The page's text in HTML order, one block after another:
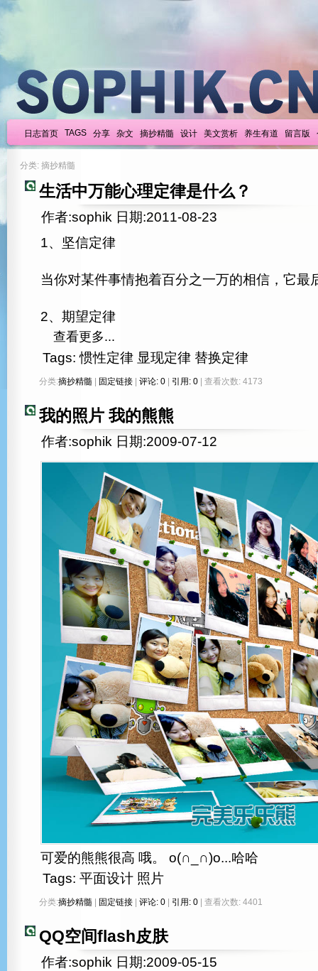
日志首页 TAGS 分享 杂文 摘抄精髓 设计 美文赏析 养生有道 留言版
分类: 摘抄精髓
生活中万能心理定律是什么？
作者:sophik 日期:2011-08-23
1、坚信定律
当你对某件事情抱着百分之一万的相信，它最
2、期望定律
查看更多...
Tags:惯性定律 显现定律 替换定律
分类:摘抄精髓 固定链接 评论: 0 引用: 0 | 查看次数: 4173
我的照片 我的熊熊
作者:sophik 日期:2009-07-12
可爱的熊熊很高 哦。 o(∩_∩)o...哈哈
Tags: 平面设计 照片
分类:摘抄精髓 固定链接 评论: 0 引用: 0 | 查看次数: 4401
QQ空间flash皮肤
作者:sophik 日期:2009-05-15